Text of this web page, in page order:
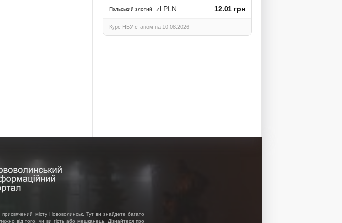
Польський злотий zł PLN 12.01 грн
Курс НБУ станом на 10.08.2026
місту Нововолинськ. Тут ви знайдете багато
від того, чи ви гість або мешканець. Дізнайтеся про